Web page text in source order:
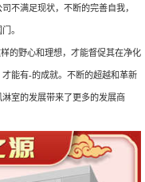
不满足现状，不断的完善自我，
。
的野心和理想，才能督促其在净化
能有-的成就。不断的超越和革新
室的发展带来了更多的发展商